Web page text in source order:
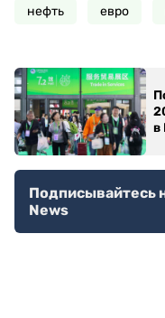
нефть евро
в
Подписывайтесь
News